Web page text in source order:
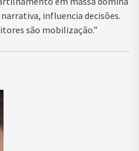
influencia decisões.
são mobilização.”